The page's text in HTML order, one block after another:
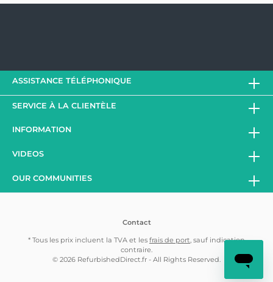
ASSISTANCE TÉLÉPHONIQUE
SERVICE À LA CLIENTÈLE
INFORMATION
VIDEOS
OUR COMMUNITIES
Contact
* Tous les prix incluent la TVA et les frais de port, sauf indication
contraire.
© 2026 RefurbishedDirect.fr - All Rights Reserved.